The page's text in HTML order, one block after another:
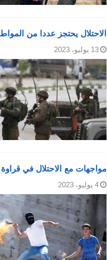
الاحتلال يحتجز عددا من
13 يوليو، 2023
مواجهات مع الاحتلال في
4 يوليو، 2023